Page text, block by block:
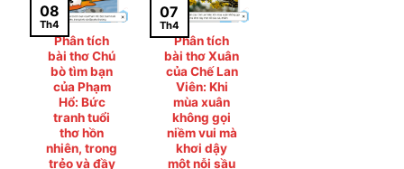
Phân tích
bài thơ Chú
bò tìm bạn
của Phạm
Hổ: Bức
tranh tuổi
thơ hồn
nhiên, trong
trẻo và đầy
08
Th4
Phân tích
bài thơ Xuân
của Chế Lan
Viên: Khi
mùa xuân
không gọi
niềm vui mà
khơi dậy
một nỗi sầu
07
Th4